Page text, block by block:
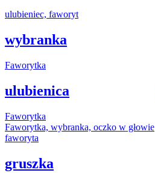
ulubieniec, faworyt
wybranka
Faworytka
ulubienica
Faworytka
Faworytka, wybranka, oczko w głowie
faworyta
gruszka